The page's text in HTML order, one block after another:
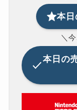
本日
＼
本日の